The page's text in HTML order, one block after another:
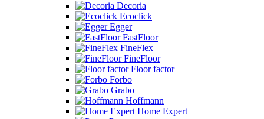
Decoria
Ecoclick
Egger
FastFloor
FineFlex
FineFloor
Floor factor
Forbo
Grabo
Hoffmann
Home Expert